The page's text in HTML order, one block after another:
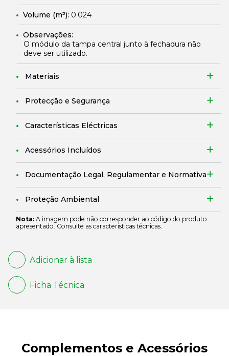
Volume (m³): 0.024
Observações:
O módulo da tampa central junto à fechadura não
deve ser utilizado.
Materiais
Protecção e Segurança
Características Eléctricas
Acessórios Incluídos
Documentação Legal, Regulamentar e Normativa
Proteção Ambiental
Nota: A imagem pode não corresponder ao código do produto
apresentado. Consulte as características técnicas.
Adicionar à lista
Ficha Técnica
Complementos e Acessórios